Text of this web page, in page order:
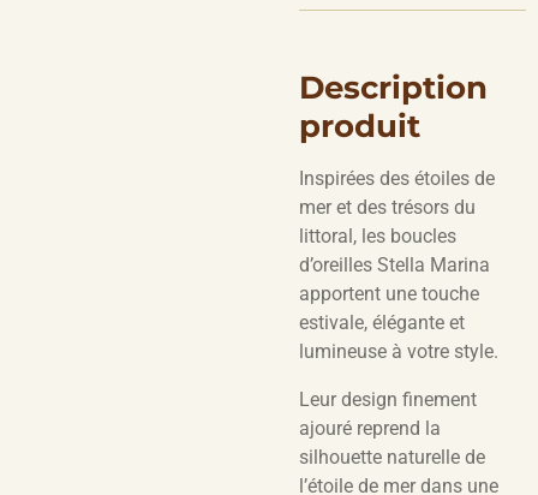
Description
produit
Inspirées des étoiles de
mer et des trésors du
littoral, les boucles
d’oreilles Stella Marina
apportent une touche
estivale, élégante et
lumineuse à votre style.
Leur design finement
ajouré reprend la
silhouette naturelle de
l’étoile de mer dans une